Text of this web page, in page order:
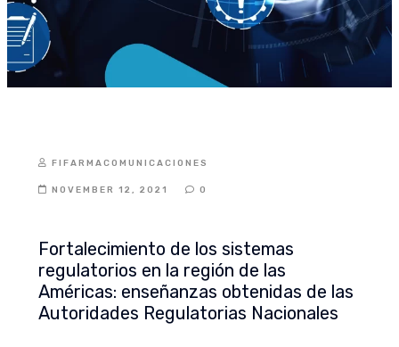
INITIATIVES
FIFARMACOMUNICACIONES
NOVEMBER 12, 2021 0
Fortalecimiento de los sistemas
regulatorios en la región de las
Américas: enseñanzas obtenidas de las
Autoridades Regulatorias Nacionales